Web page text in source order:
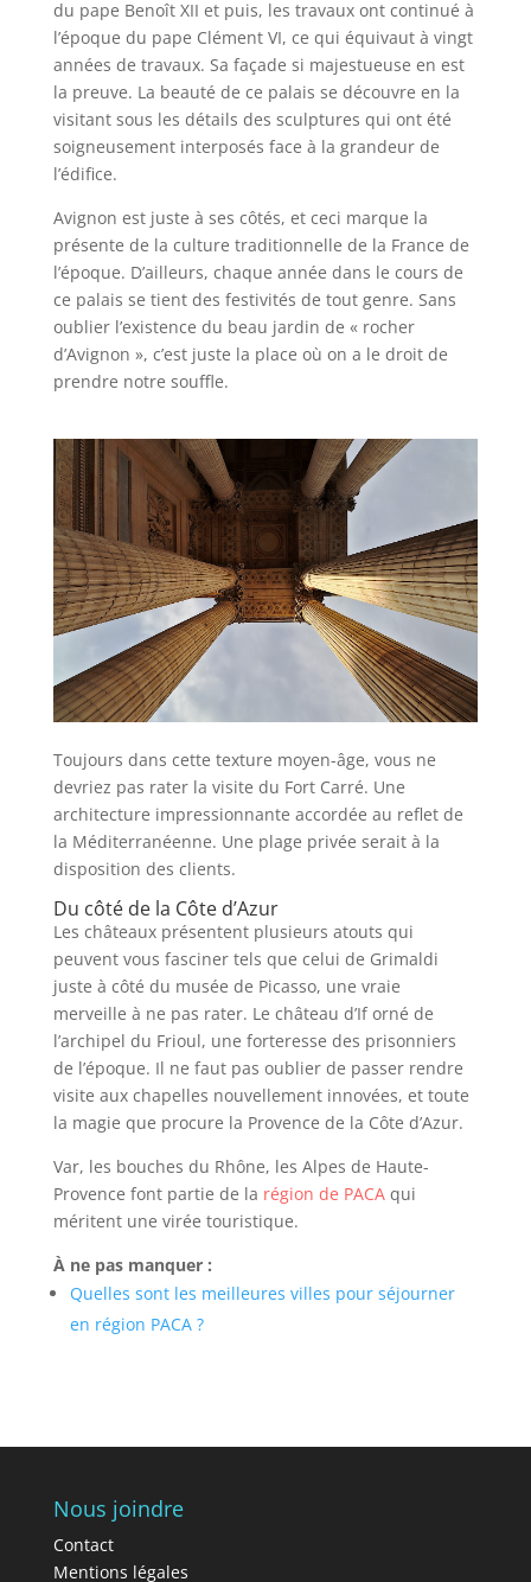
du pape Benoît XII et puis, les travaux ont continué à
l’époque du pape Clément VI, ce qui équivaut à vingt
années de travaux. Sa façade si majestueuse en est
la preuve. La beauté de ce palais se découvre en la
visitant sous les détails des sculptures qui ont été
soigneusement interposés face à la grandeur de
l’édifice.
Avignon est juste à ses côtés, et ceci marque la
présente de la culture traditionnelle de la France de
l’époque. D’ailleurs, chaque année dans le cours de
ce palais se tient des festivités de tout genre. Sans
oublier l’existence du beau jardin de « rocher
d’Avignon », c’est juste la place où on a le droit de
prendre notre souffle.
Toujours dans cette texture moyen-âge, vous ne
devriez pas rater la visite du Fort Carré. Une
architecture impressionnante accordée au reflet de
la Méditerranéenne. Une plage privée serait à la
disposition des clients.
Du côté de la Côte d’Azur
Les châteaux présentent plusieurs atouts qui
peuvent vous fasciner tels que celui de Grimaldi
juste à côté du musée de Picasso, une vraie
merveille à ne pas rater. Le château d’If orné de
l’archipel du Frioul, une forteresse des prisonniers
de l’époque. Il ne faut pas oublier de passer rendre
visite aux chapelles nouvellement innovées, et toute
la magie que procure la Provence de la Côte d’Azur.
Var, les bouches du Rhône, les Alpes de Haute-
Provence font partie de la région de PACAqui
méritent une virée touristique.
À ne pas manquer :
Quelles sont les meilleures villes pour séjourner
en région PACA ?
Nous joindre
Contact
Mentions légales